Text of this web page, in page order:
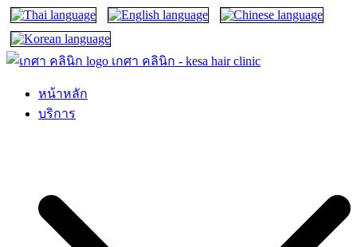
เกศา คลินิก – kesa hair clinic
kesa hair ปลูกผม ปลูกคิ้ว รักษาผมร่วง ผมบาง
หน้าหลัก
บริการ